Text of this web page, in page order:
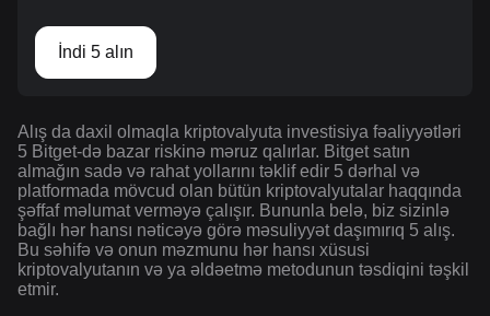
İndi 5 alın
Alış da daxil olmaqla kriptovalyuta investisiya fəaliyyətləri
5 Bitget-də bazar riskinə məruz qalırlar. Bitget satın
almağın sadə və rahat yollarını təklif edir 5 dərhal və
platformada mövcud olan bütün kriptovalyutalar haqqında
şəffaf məlumat verməyə çalışır. Bununla belə, biz sizinlə
bağlı hər hansı nəticəyə görə məsuliyyət daşımırıq 5 alış.
Bu səhifə və onun məzmunu hər hansı xüsusi
kriptovalyutanın və ya əldəetmə metodunun təsdiqini təşkil
etmir.